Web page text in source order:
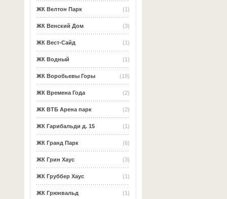
(1)
ЖК Велтон Парк
(3)
ЖК Венский Дом
(1)
ЖК Вест-Сайд
(1)
ЖК Водный
(19)
ЖК Воробьевы Горы
(2)
ЖК Времена Года
(2)
ЖК ВТБ Арена парк
(1)
ЖК Гарибальди д. 15
(6)
ЖК Гранд Парк
(3)
ЖК Грин Хаус
(1)
ЖК Груббер Хаус
(1)
ЖК Грюнвальд